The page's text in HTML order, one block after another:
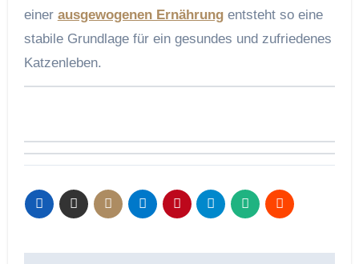
einer ausgewogenen Ernährungentsteht so eine
stabile Grundlage für ein gesundes und zufriedenes
Katzenleben.